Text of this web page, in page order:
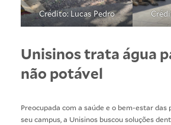
Crédito: Lucas Pedro
Unisinos trata água
não potável
Preocupada com a saúde e o bem-estar das
seu campus, a Unisinos buscou soluções